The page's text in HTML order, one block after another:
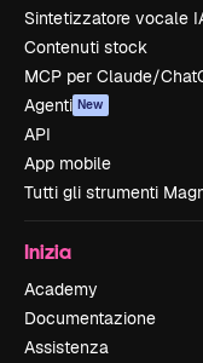
Sintetizzatore vocale
Contenuti stock
MCP per Claude/
Agenti New
API
App mobile
Tutti gli strumenti
Inizia
Academy
Documentazione
Assistenza